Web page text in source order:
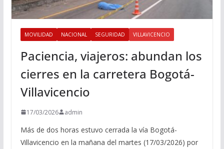
MOVILIDAD NACIONAL SEGURIDAD VILLAVICENCIO
Paciencia, viajeros: abundan los
cierres en la carretera Bogotá-
Villavicencio
17/03/2026 admin
Más de dos horas estuvo cerrada la vía Bogotá-
Villavicencio en la mañana del martes (17/03/2026) por